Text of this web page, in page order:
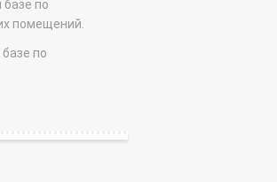
по
помещений.
по